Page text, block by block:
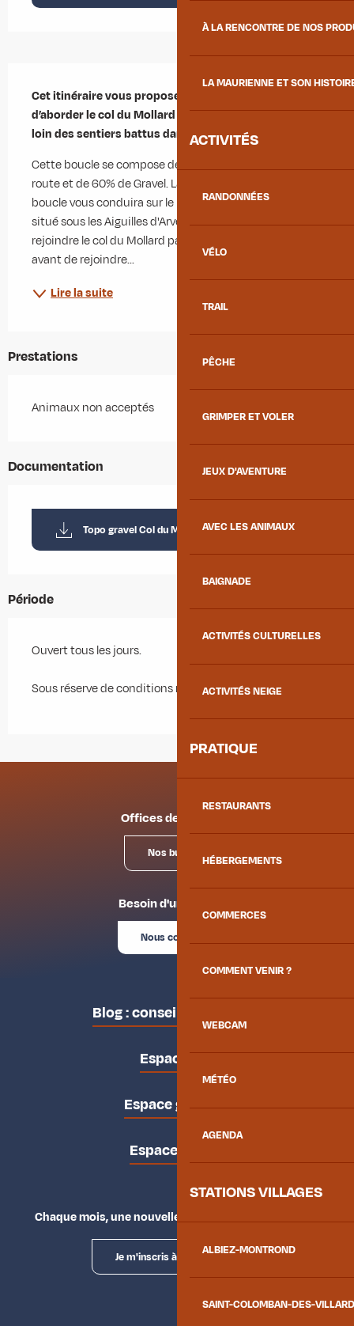
À LA RENCONTRE DE NOS
LA MAURIENNE ET SON
ACTIVITÉS
RANDONNÉES
VÉLO
TRAIL
PÊCHE
GRIMPER ET VOLER
JEUX D'AVENTURE
AVEC LES ANIMAUX
BAIGNADE
ACTIVITÉS CULTURELLES
ACTIVITÉS NEIGE
PRATIQUE
RESTAURANTS
HÉBERGEMENTS
COMMERCES
COMMENT VENIR ?
WEBCAM
MÉTÉO
AGENDA
STATIONS VILLAGES
ALBIEZ-MONTROND
SAINT-COLOMBAN-DES-
Cet itinéraire vous propose une nouvelle manière
d’aborder le col du Mollard par une série de pistes,
loin des sentiers battus dans une ambiance sauvage.
Cette boucle se compose de 40% de passages sur
route et de 60% de Gravel. La première partie de la
boucle vous conduira sur le beau plateau de Montrond,
situé sous les Aiguilles d'Arves. Ensuite vous allez
rejoindre le col du Mollard par de belles pistes Gravel
avant de rejoindre...
Lire la suite
Prestations
Animaux non acceptés
Documentation
Topo gravel Col du Mollard
Période
Ouvert tous les jours.
Sous réserve de conditions météo favorables.
Offices de tourisme
Nos bureaux
Besoin d'un conseil ?
Nous contacter
Blog : conseils des locaux
Espace pro
Espace groupes
Espace presse
Chaque mois, une nouvelle façon d'explorer la vallée.
Je m'inscris à la newsletter